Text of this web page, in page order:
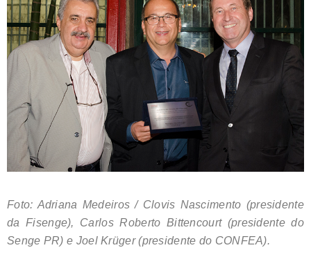
Foto: Adriana Medeiros / Clovis Nascimento (presidente
da Fisenge), Carlos Roberto Bittencourt (presidente do
Senge PR) e Joel Krüger (presidente do CONFEA).